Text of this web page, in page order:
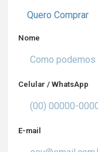
Quero Comprar
Nome
Celular / WhatsApp
E-mail